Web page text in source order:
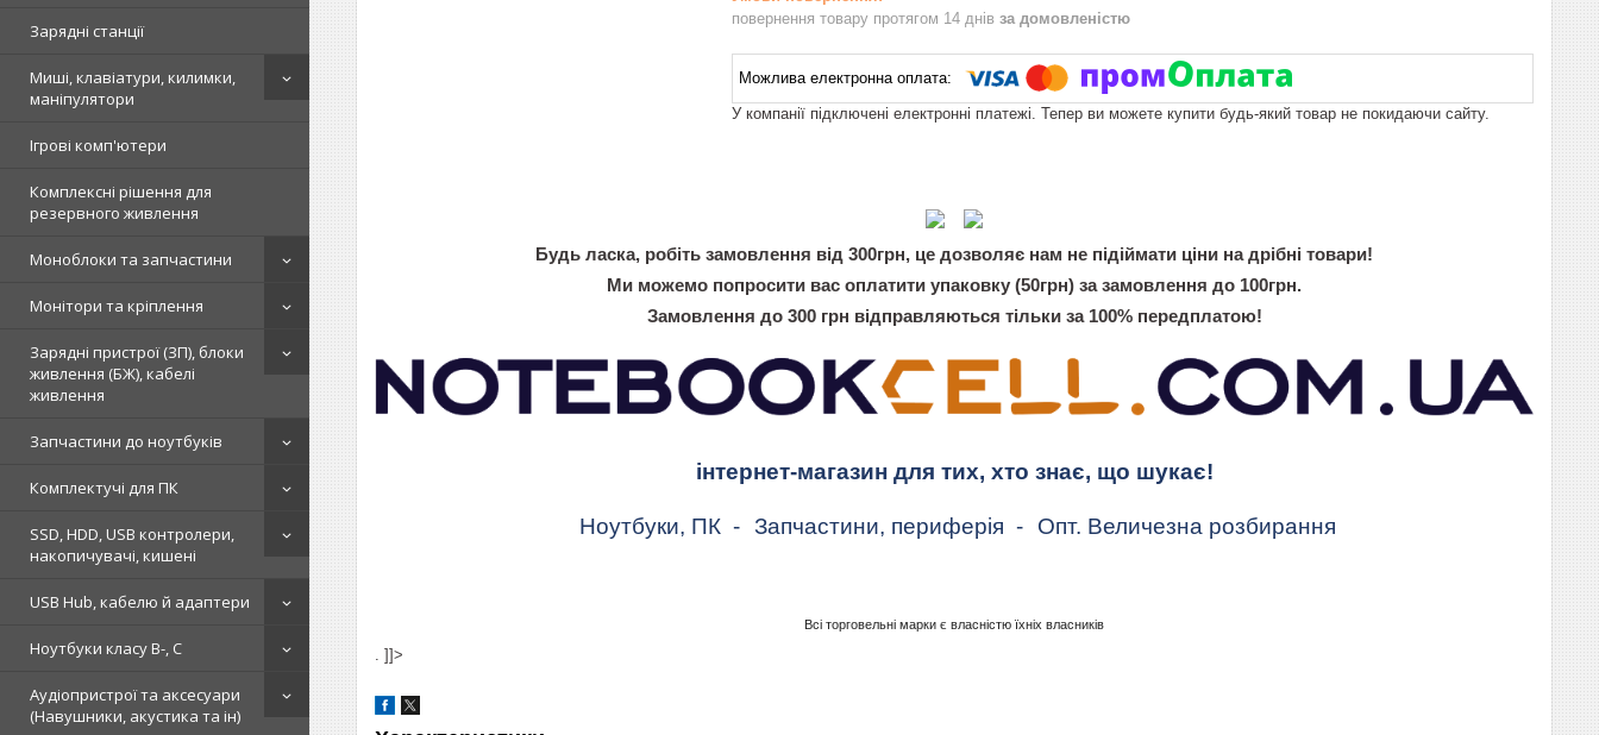
Зарядні станції
Миші, клавіатури, килимки,
маніпулятори
Ігрові комп'ютери
Комплексні рішення для
резервного живлення
Моноблоки та запчастини
Монітори та кріплення
Зарядні пристрої (ЗП), блоки
живлення (БЖ), кабелі
живлення
Запчастини до ноутбуків
Комплектучі для ПК
SSD, HDD, USB контролери,
накопичувачі, кишені
USB Hub, кабелю й адаптери
Ноутбуки класу B-, C
Аудіопристрої та аксесуари
(Навушники, акустика та ін)
повернення товару протягом 14 днів за домовленістю
У компанії підключені електронні платежі. Тепер ви можете купити будь-який товар не покидаючи сайту.
Будь ласка, робіть замовлення від 300грн, це дозволяє нам не підіймати ціни на дрібні товари!
Ми можемо попросити вас оплатити упаковку (50грн) за замовлення до 100грн.
Замовлення до 300 грн відправляються тільки за 100% передплатою!
інтернет-магазин для тих, хто знає, що шукає!
Ноутбуки, ПК - Запчастини, периферія - Опт. Величезна розбирання
Всі торговельні марки є власністю їхніх власників
. ]]>